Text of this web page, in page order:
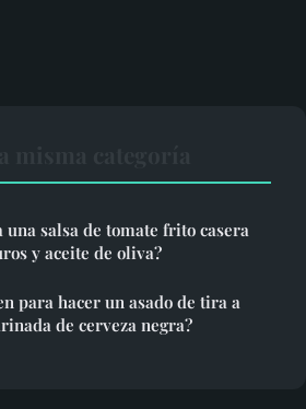
una salsa de tomate frito casera
y aceite de oliva?
para hacer un asado de tira a
de cerveza negra?